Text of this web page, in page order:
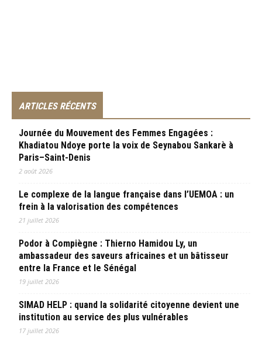
ARTICLES RÉCENTS
Journée du Mouvement des Femmes Engagées :
Khadiatou Ndoye porte la voix de Seynabou Sankarè à
Paris–Saint-Denis
2 août 2026
Le complexe de la langue française dans l’UEMOA : un
frein à la valorisation des compétences
21 juillet 2026
Podor à Compiègne : Thierno Hamidou Ly, un
ambassadeur des saveurs africaines et un bâtisseur
entre la France et le Sénégal
19 juillet 2026
SIMAD HELP : quand la solidarité citoyenne devient une
institution au service des plus vulnérables
17 juillet 2026